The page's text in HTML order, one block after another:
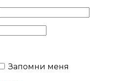
Запомни меня